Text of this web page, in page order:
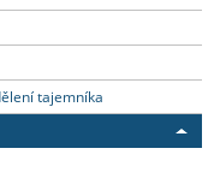
tajemníka